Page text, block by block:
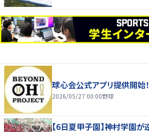
球心会公式アプリ提供開始！
2026/05/27 00:00野球
【6日夏甲子園】神村学園